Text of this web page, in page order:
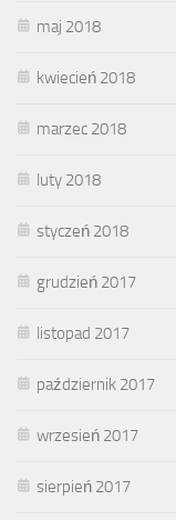
maj 2018
kwiecień 2018
marzec 2018
luty 2018
styczeń 2018
grudzień 2017
listopad 2017
październik 2017
wrzesień 2017
sierpień 2017